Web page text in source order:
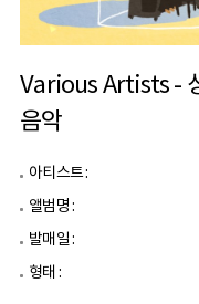
Various Artists -
음악
아티스트 :
앨범명 :
발매일 :
형태 :